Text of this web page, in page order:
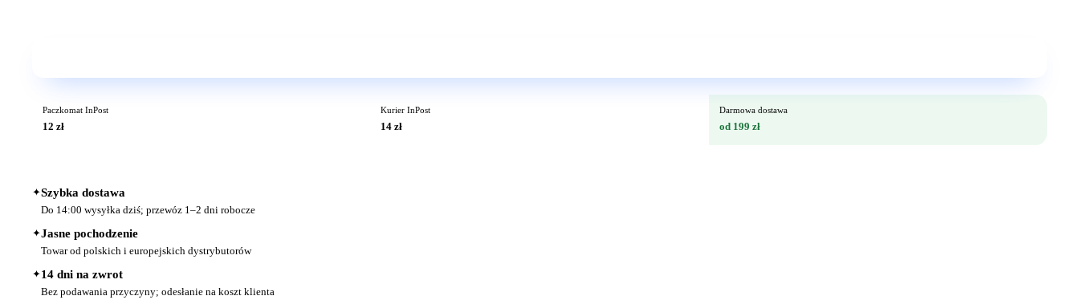
Paczkomat InPost
12 zł
Kurier InPost
14 zł
Darmowa dostawa
od 199 zł
✦Szybka dostawa
Do 14:00 wysyłka dziś; przewóz 1–2 dni robocze
✦Jasne pochodzenie
Towar od polskich i europejskich dystrybutorów
✦14 dni na zwrot
Bez podawania przyczyny; odesłanie na koszt klienta